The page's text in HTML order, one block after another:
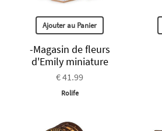
Ajouter au Panier
-Magasin de fleurs
d'Emily miniature
€ 41.99
Rolife